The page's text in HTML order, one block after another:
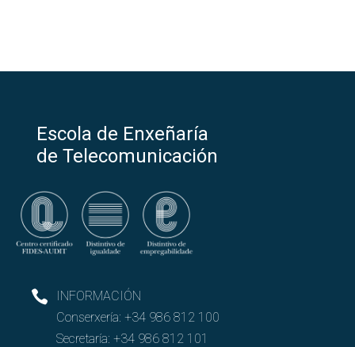
Escola de Enxeñaría
de Telecomunicación
INFORMACIÓN
Conserxería: +34 986 812 100
Secretaría: +34 986 812 101